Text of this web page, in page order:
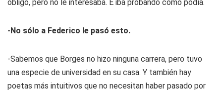
obligó, pero no le interesaba. E iba probando como podía.
-No sólo a Federico le pasó esto.
-Sabemos que Borges no hizo ninguna carrera, pero tuvo
una especie de universidad en su casa. Y también hay
poetas más intuitivos que no necesitan haber pasado por